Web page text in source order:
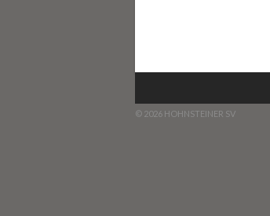
© 2026 HOHNSTEINER SV